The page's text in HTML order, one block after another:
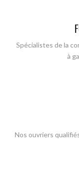
Spécialistes de la
à
Nos ouvriers